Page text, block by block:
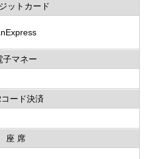
ットカード
子マネー
ード決済
座 席